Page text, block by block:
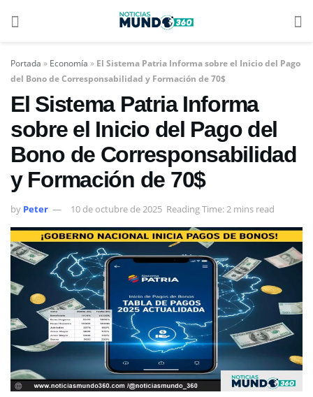
Portada » Economía » El Sistema Patria Informa sobre el Inicio del Pago
del Bono de Corresponsabilidad y Formación de 70$
El Sistema Patria Informa
sobre el Inicio del Pago del
Bono de Corresponsabilidad
y Formación de 70$
by Peter 10 de octubre de 2025 Reading Time: 2 mins read